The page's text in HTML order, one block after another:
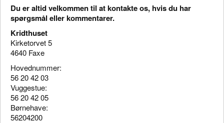
Du er altid velkommen til at kontakte os, hvis du har
spørgsmål eller kommentarer.
Kridthuset
Kirketorvet 5
4640 Faxe
Hovednummer:
56 20 42 03
Vuggestue:
56 20 42 05
Børnehave:
56204200